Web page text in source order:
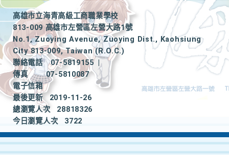
高雄市立海青高級工商職業學校
813-009 高雄市左營區左營大路1號
No.1, Zuoying Avenue, Zuoying Dist., Kaohsiung
City 813-009, Taiwan (R.O.C.)
聯絡電話
07-5819155
|
傳真
07-5810087
電子信箱
最後更新
2019-11-26
總瀏覽人次
28818326
今日瀏覽人次
3722